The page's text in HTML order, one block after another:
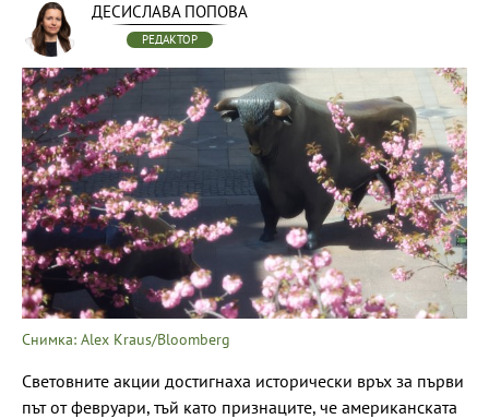
ДЕСИСЛАВА ПОПОВА
РЕДАКТОР
Снимка: Alex Kraus/Bloomberg
Световните акции достигнаха исторически връх за първи
път от февруари, тъй като признаците, че американската